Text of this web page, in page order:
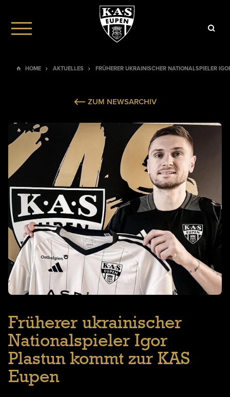
HOME AKTUELLES FRÜHERER UKRAINISCHER NATIONALSPIELER
ZUM NEWSARCHIV
Früherer ukrainischer
Nationalspieler Igor
Plastun kommt zur KAS
Eupen